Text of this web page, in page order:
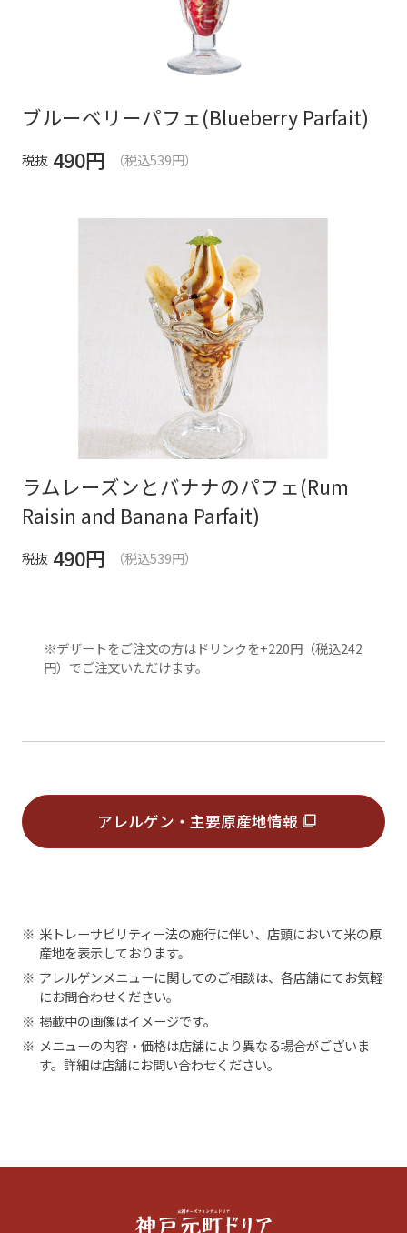
ブルーベリーパフェ(Blueberry Parfait)
税抜 490円 （税込539円）
ラムレーズンとバナナのパフェ(Rum
Raisin and Banana Parfait)
税抜 490円 （税込539円）
※デザートをご注文の方はドリンクを+220円（税込242
円）でご注文いただけます。
アレルゲン・主要原産地情報
※ 米トレーサビリティー法の施行に伴い、店頭において米の原
産地を表示しております。
※ アレルゲンメニューに関してのご相談は、各店舗にてお気軽
にお問合わせください。
※ 掲載中の画像はイメージです。
※ メニューの内容・価格は店舗により異なる場合がございま
す。詳細は店舗にお問い合わせください。